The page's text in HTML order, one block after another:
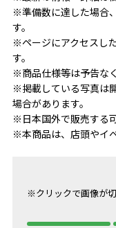
※準備数に達した場合
す。
※ページにアクセスし
す。
※商品仕様等は予告な
※掲載している写真は
場合があります。
※日本国外で販売する
※本商品は、店頭やイ
※クリックで画像が切